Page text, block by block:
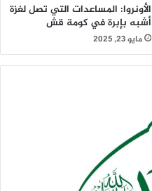
الأونروا: المساعدات التي تصل لغزة
أشبه بإبرة في كومة قش
مايو 23, 2025